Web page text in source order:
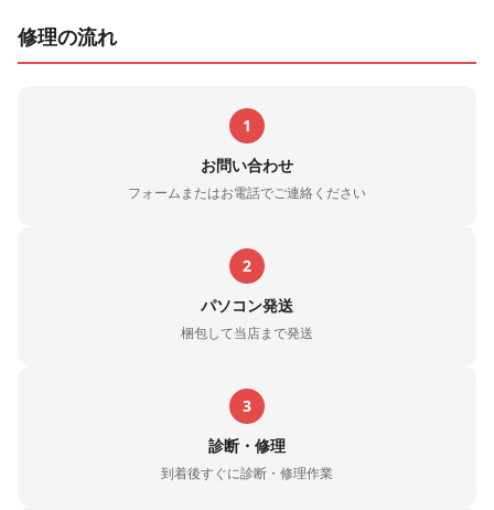
修理の流れ
1
お問い合わせ
フォームまたはお電話でご連絡ください
2
パソコン発送
梱包して当店まで発送
3
診断・修理
到着後すぐに診断・修理作業